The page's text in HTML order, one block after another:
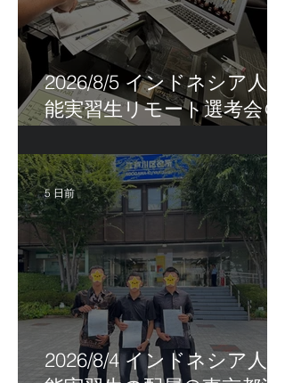
2026/8/5 インドネシア人技
能実習生リモート選考会＠
2026/8/4 インドネシア人技
5 日前